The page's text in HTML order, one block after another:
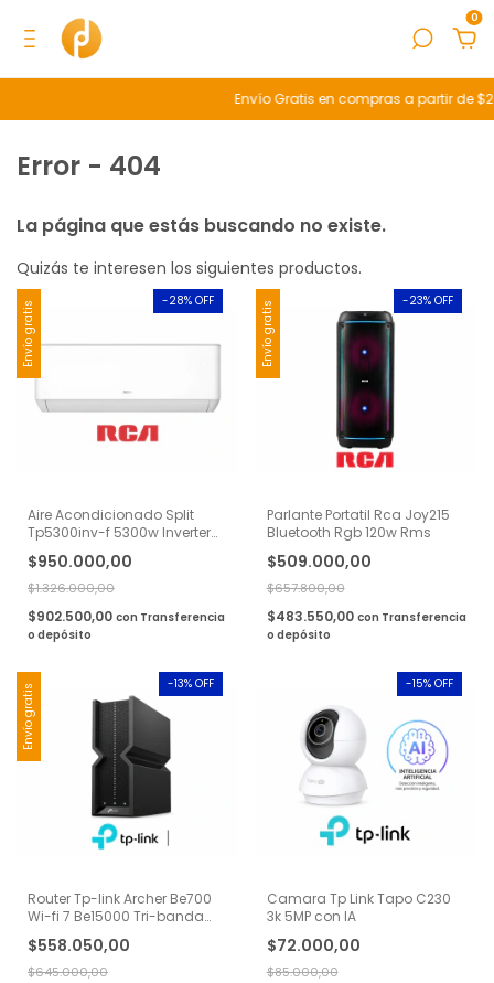
0
Envío Gratis en compras a partir de
Error - 404
La página que estás buscando no existe.
Quizás te interesen los siguientes productos.
Envío gratis
Aire Acondicionado Split
Tp5300inv-f 5300w Inverter
$950.000,00
-28% OFF
$1.326.000,00
$902.500,00 con Transferencia
o depósito
Envío gratis
Parlante Portatil Rca Joy215
Bluetooth Rgb 120w Rms
$509.000,00
-23% OFF
$657.800,00
$483.550,00 con Transferencia
o depósito
Envío gratis
Router Tp-link Archer Be700
Wi-fi 7 Be15000 Tri-banda
$558.050,00
-13% OFF
$645.000,00
Camara Tp Link Tapo C230
3k 5MP con IA
$72.000,00
-15% OFF
$85.000,00